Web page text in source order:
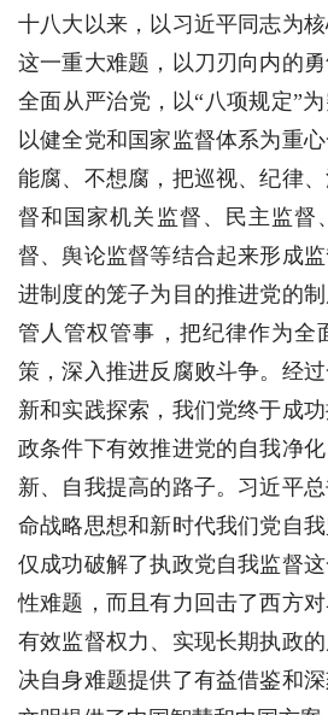
十八大以来，以习近平同志为
这一重大难题，以刀刃向内的
全面从严治党，以“八项规定”
以健全党和国家监督体系为重
能腐、不想腐，把巡视、纪律
督和国家机关监督、民主监督
督、舆论监督等结合起来形成
进制度的笼子为目的推进党的
管人管权管事，把纪律作为全
策，深入推进反腐败斗争。经
新和实践探索，我们党终于成
政条件下有效推进党的自我净
新、自我提高的路子。习近平
命战略思想和新时代我们党自
仅成功破解了执政党自我监督
性难题，而且有力回击了西方
有效监督权力、实现长期执政
决自身难题提供了有益借鉴和